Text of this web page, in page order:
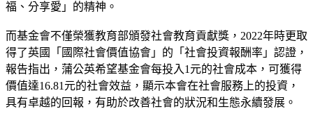
福、分享愛」的精神。
而基金會不僅榮獲教育部頒發社會教育貢獻獎，2022年時更取
得了英國「國際社會價值協會」的「社會投資報酬率」認證，
報告指出，蒲公英希望基金會每投入1元的社會成本，可獲得
價值達16.81元的社會效益，顯示本會在社會服務上的投資，
具有卓越的回報，有助於改善社會的狀況和生態永續發展。